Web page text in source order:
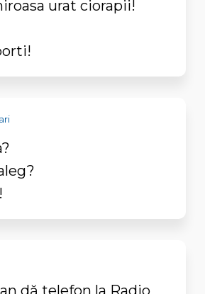
urat ciorapii!
dă telefon la Radio